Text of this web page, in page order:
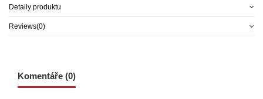
Detaily produktu
Reviews(0)
Komentáře (0)